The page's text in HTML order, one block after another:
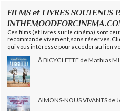
FILMS et LIVRES SOUTENUS
Ces films (et livres sur le cinéma) sont
recommande vivement, sans réserves.
qui vous intéresse pour accéder au lien
À BICYCLETTE de Mathias
AIMONS-NOUS VIVANTS de